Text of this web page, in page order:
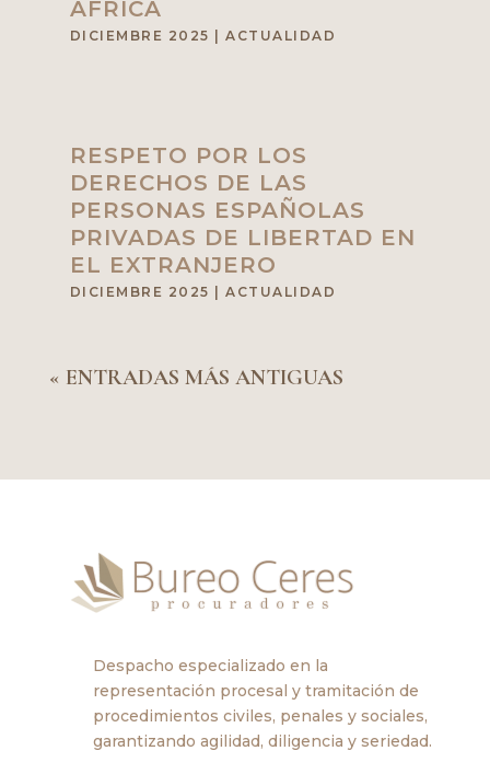
ÁFRICA
DICIEMBRE 2025 |ACTUALIDAD
RESPETO POR LOS
DERECHOS DE LAS
PERSONAS ESPAÑOLAS
PRIVADAS DE LIBERTAD EN
EL EXTRANJERO
DICIEMBRE 2025 |ACTUALIDAD
« ENTRADAS MÁS ANTIGUAS
Despacho especializado en la
representación procesal y tramitación de
procedimientos civiles, penales y sociales,
garantizando agilidad, diligencia y seriedad.